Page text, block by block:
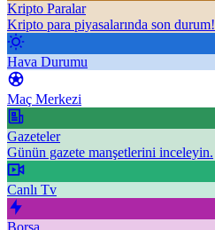
Kripto Paralar
Kripto para piyasalarında son durum!
Hava Durumu
Maç Merkezi
Gazeteler
Günün gazete manşetlerini inceleyin.
Canlı Tv
Borsa